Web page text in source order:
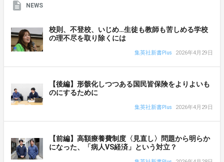
NEWS
校則、不登校、いじめ…生徒も教師も苦しめる学校
の理不尽を取り除くには
集英社新書Plus 2026年4月29日
【後編】形骸化しつつある国民皆保険をよりよいも
のにするために
集英社新書Plus 2026年4月29日
【前編】高額療養費制度〈見直し〉問題から明らか
になった、「病人VS経済」という対立？